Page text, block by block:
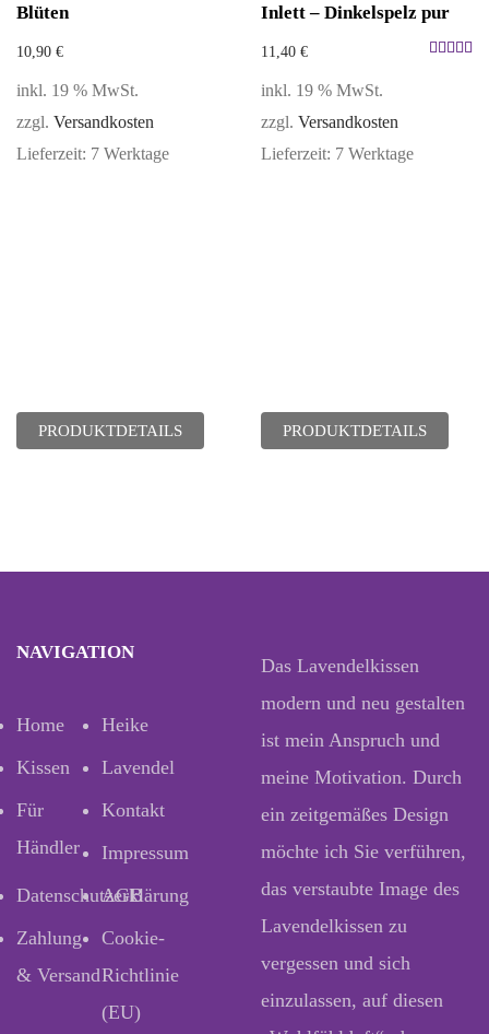
Blüten
10,90 €
inkl. 19 % MwSt.
zzgl. Versandkosten
Lieferzeit: 7 Werktage
PRODUKTDETAILS
Inlett – Dinkelspelz pur
11,40 €
inkl. 19 % MwSt.
zzgl. Versandkosten
Lieferzeit: 7 Werktage
PRODUKTDETAILS
NAVIGATION
Home
Heike
Kissen
Lavendel
Für
Händler
Kontakt
Impressum
Datenschutzerklärung
AGB
Zahlung
& Versand
Cookie-
Richtlinie
(EU)
Das Lavendelkissen
modern und neu gestalten
ist mein Anspruch und
meine Motivation. Durch
ein zeitgemäßes Design
möchte ich Sie verführen,
das verstaubte Image des
Lavendelkissen zu
vergessen und sich
einzulassen, auf diesen